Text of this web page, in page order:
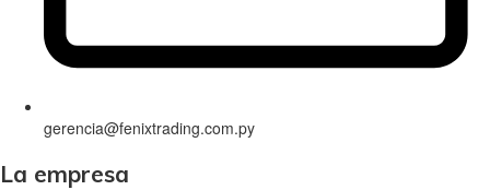
gerencia@fenixtrading.com.py
La empresa